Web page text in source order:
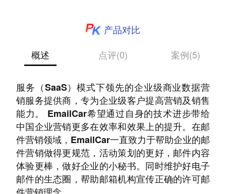
产品对比
概述
点评(0) 案例(5)
服务（SaaS）模式下领先的企业级商业数据营
销服务提供商，专为企业级客户提高营销及销售
能力。 EmailCar希望通过自身的技术进步带给
中国企业营销更多在效率和效果上的提升。在邮
件营销领域，EmailCar一直致力于帮助企业的邮
件营销做得更规范，活动策划的更好，邮件内容
体验更棒，做好企业的小秘书。同时维护好电子
邮件的生态圈，帮助邮箱机构宣传正确的许可邮